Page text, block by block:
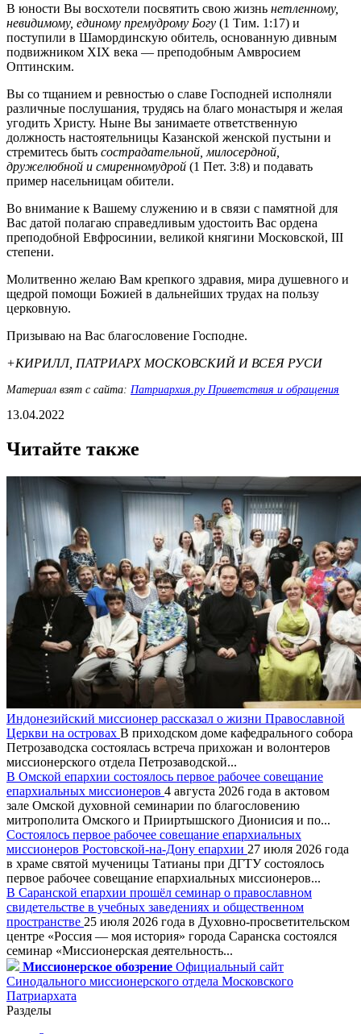
В юности Вы восхотели посвятить свою жизнь нетленному,
невидимому, единому премудрому Богу (1 Тим. 1:17) и
поступили в Шамординскую обитель, основанную дивным
подвижником XIX века — преподобным Амвросием
Оптинским.
Вы со тщанием и ревностью о славе Господней исполняли
различные послушания, трудясь на благо монастыря и желая
угодить Христу. Ныне Вы занимаете ответственную
должность настоятельницы Казанской женской пустыни и
стремитесь быть сострадательной, милосердной,
дружелюбной и смиренномудрой (1 Пет. 3:8) и подавать
пример насельницам обители.
Во внимание к Вашему служению и в связи с памятной для
Вас датой полагаю справедливым удостоить Вас ордена
преподобной Евфросинии, великой княгини Московской, III
степени.
Молитвенно желаю Вам крепкого здравия, мира душевного и
щедрой помощи Божией в дальнейших трудах на пользу
церковную.
Призываю на Вас благословение Господне.
+КИРИЛЛ, ПАТРИАРХ МОСКОВСКИЙ И ВСЕЯ РУСИ
Материал взят с сайта: Патриархия.ру Приветствия и обращения
13.04.2022
Читайте также
Индонезийский миссионер рассказал о жизни Православной
Церкви на островах В приходском доме кафедрального собора
Петрозаводска состоялась встреча прихожан и волонтеров
миссионерского отдела Петрозаводской...
В Омской епархии состоялось первое рабочее совещание
епархиальных миссионеров 4 августа 2026 года в актовом
зале Омской духовной семинарии по благословению
митрополита Омского и Прииртышского Дионисия и по...
Состоялось первое рабочее совещание епархиальных
миссионеров Ростовской-на-Дону епархии 27 июля 2026 года
в храме святой мученицы Татианы при ДГТУ состоялось
первое рабочее совещание епархиальных миссионеров...
В Саранской епархии прошёл семинар о православном
свидетельстве в учебных заведениях и общественном
пространстве 25 июля 2026 года в Духовно-просветительском
центре «Россия — моя история» города Саранска состоялся
семинар «Миссионерская деятельность...
Миссионерское обозрение Официальный сайт
Синодального миссионерского отдела Московского
Патриархата
Разделы